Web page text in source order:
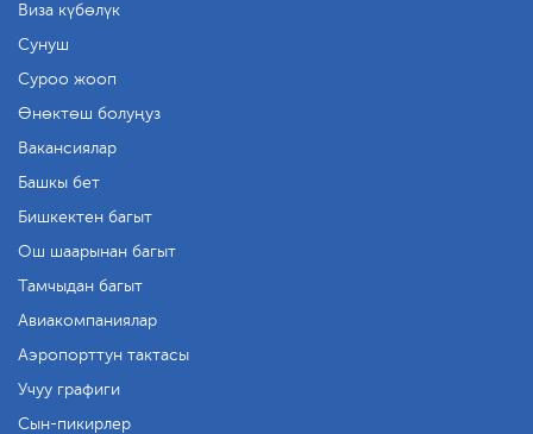
Виза күбөлүк
Сунуш
Суроо жооп
Өнөктөш болуңуз
Вакансиялар
Башкы бет
Бишкектен багыт
Ош шаарынан багыт
Тамчыдан багыт
Авиакомпаниялар
Аэропорттун тактасы
Учуу графиги
Сын-пикирлер